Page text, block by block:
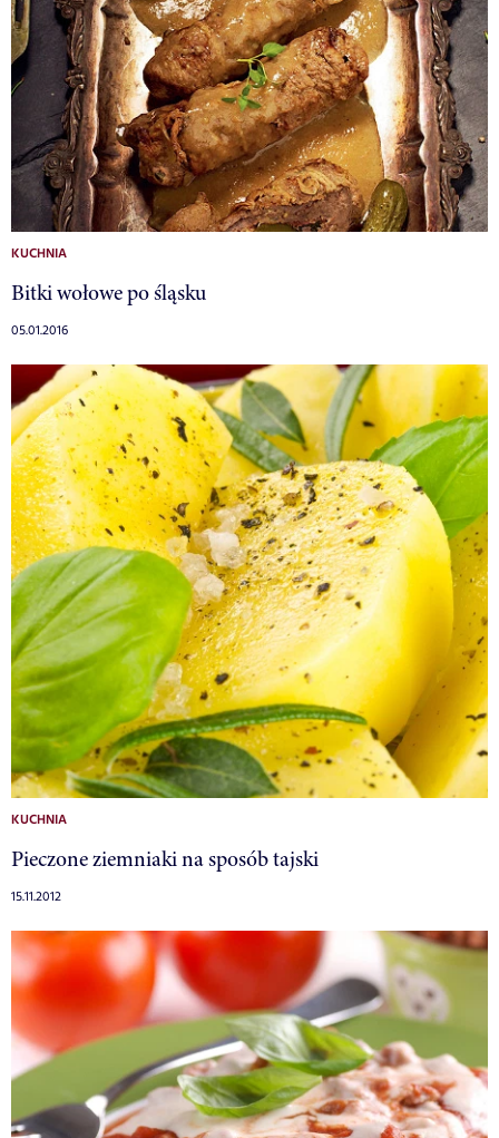
KUCHNIA
Bitki wołowe po śląsku
05.01.2016
KUCHNIA
Pieczone ziemniaki na sposób tajski
15.11.2012